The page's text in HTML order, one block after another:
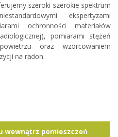
szeroki szerokie spektrum
ekspertyzami
ochronności materiałów
pomiarami stężeń
oraz wzorcowaniem
na radon.
wewnątrz pomieszczeń